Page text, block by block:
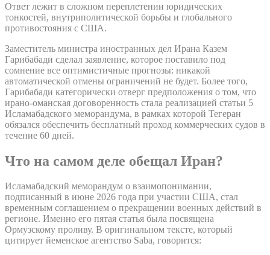
Ответ лежит в сложном переплетении юридических
тонкостей, внутриполитической борьбы и глобального
противостояния с США.
Заместитель министра иностранных дел Ирана Казем
Гарибабади сделал заявление, которое поставило под
сомнение все оптимистичные прогнозы: никакой
автоматической отмены ограничений не будет. Более того,
Гарибабади категорически отверг предположения о том, что
ирано-оманская договоренность стала реализацией статьи 5
Исламабадского меморандума, в рамках которой Тегеран
обязался обеспечить бесплатный проход коммерческих судов в
течение 60 дней.
Что на самом деле обещал Иран?
Исламабадский меморандум о взаимопонимании,
подписанный в июне 2026 года при участии США, стал
временным соглашением о прекращении военных действий в
регионе. Именно его пятая статья была посвящена
Ормузскому проливу. В оригинальном тексте, который
цитирует йеменское агентство Saba, говорится: